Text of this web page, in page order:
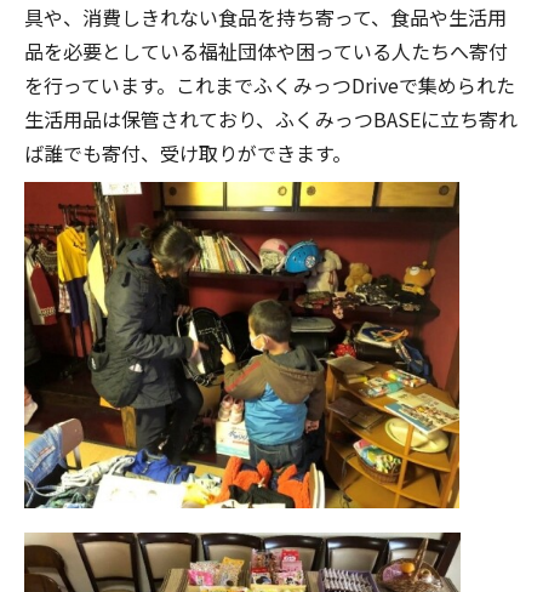
具や、消費しきれない食品を持ち寄って、食品や生活用
品を必要としている福祉団体や困っている人たちへ寄付
を行っています。これまでふくみっつDriveで集められた
生活用品は保管されており、ふくみっつBASEに立ち寄れ
ば誰でも寄付、受け取りができます。